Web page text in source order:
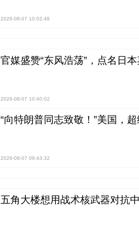
2026-08-07 10:02:48
官媒盛赞“东风浩荡”，点名日
2026-08-07 10:40:02
“向特朗普同志致敬！”美国，
2026-08-07 09:43:32
五角大楼想用战术核武器对抗